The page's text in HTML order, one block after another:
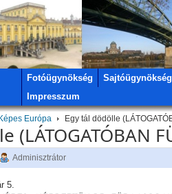
Fotóügynökség Sajtóügynökség
Impresszum
Képes Európa Egy tál dödölle
(LÁTOGATÓBAN
Adminisztrátor
5.